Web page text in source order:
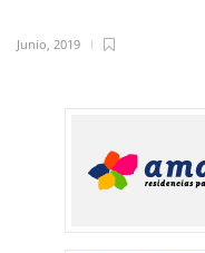
Junio, 2019